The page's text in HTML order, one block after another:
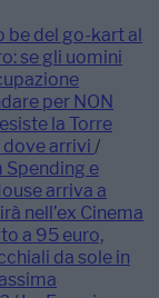
be del go-kart al
se gli uomini
per NON
la Torre
arrivi /
Spending e
arriva a
nell’ex Cinema
a 95 euro,
da sole in